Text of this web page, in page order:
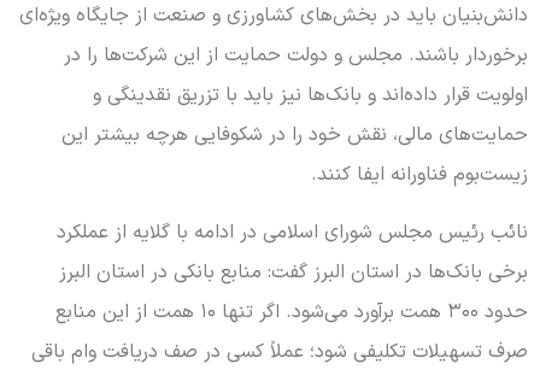
دانش‌بنیان باید در بخش‌های کشاورزی و صنعت از جایگاه ویژه‌ای
برخوردار باشند. مجلس و دولت حمایت از این شرکت‌ها را در
اولویت قرار داده‌اند و بانک‌ها نیز باید با تزریق نقدینگی و
حمایت‌های مالی، نقش خود را در شکوفایی هرچه بیشتر این
زیست‌بوم فناورانه ایفا کنند.
نائب رئیس مجلس شورای اسلامی در ادامه با گلایه از عملکرد
برخی بانک‌ها در استان البرز گفت: منابع بانکی در استان البرز
حدود ۳۰۰ همت برآورد می‌شود. اگر تنها ۱۰ همت از این منابع
صرف تسهیلات تکلیفی شود؛ عملاً کسی در صف دریافت وام باقی